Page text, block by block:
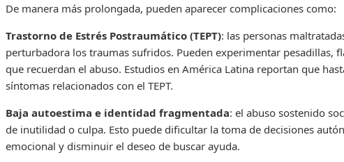
De manera más prolongada, pueden aparecer complicaciones como:
Trastorno de Estrés Postraumático (TEPT): las personas
perturbadora los traumas sufridos. Pueden experimentar pesadillas,
que recuerdan el abuso. Estudios en América Latina reportan que
síntomas relacionados con el TEPT.
Baja autoestima e identidad fragmentada: el abuso sostenido
de inutilidad o culpa. Esto puede dificultar la toma de decisiones
emocional y disminuir el deseo de buscar ayuda.